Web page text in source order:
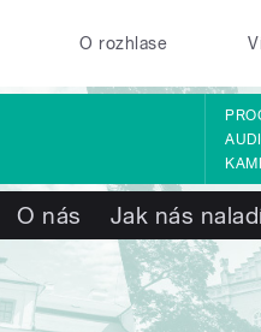
O rozhlase
O nás Jak nás